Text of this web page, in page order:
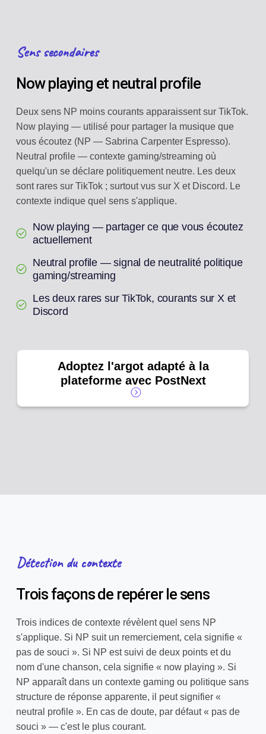
Sens secondaires
Now playing et neutral profile
Deux sens NP moins courants apparaissent sur TikTok.
Now playing — utilisé pour partager la musique que
vous écoutez (NP — Sabrina Carpenter Espresso).
Neutral profile — contexte gaming/streaming où
quelqu'un se déclare politiquement neutre. Les deux
sont rares sur TikTok ; surtout vus sur X et Discord. Le
contexte indique quel sens s'applique.
Now playing — partager ce que vous écoutez
actuellement
Neutral profile — signal de neutralité politique
gaming/streaming
Les deux rares sur TikTok, courants sur X et
Discord
Adoptez l'argot adapté à la
plateforme avec PostNext
Détection du contexte
Trois façons de repérer le sens
Trois indices de contexte révèlent quel sens NP
s'applique. Si NP suit un remerciement, cela signifie «
pas de souci ». Si NP est suivi de deux points et du
nom d'une chanson, cela signifie « now playing ». Si
NP apparaît dans un contexte gaming ou politique sans
structure de réponse apparente, il peut signifier «
neutral profile ». En cas de doute, par défaut « pas de
souci » — c'est le plus courant.